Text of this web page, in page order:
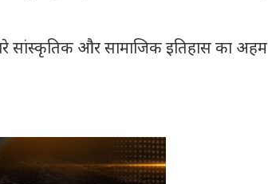
सांस्कृतिक और सामाजिक इतिहास का अहम